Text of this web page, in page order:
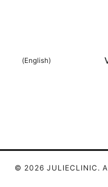
(
English
)
© 2026 JULIECLINIC.